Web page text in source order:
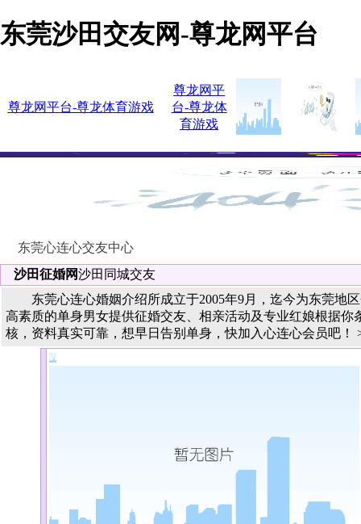
东莞沙田交友网-尊龙网平台
尊龙网平台-尊龙体育游戏
尊龙网平
台-尊龙体
育游戏
东莞心连心交友中心
沙田征婚网沙田同城交友
东莞心连心婚姻介绍所成立于2005年9月，迄今为东莞地
高素质的单身男女提供征婚交友、相亲活动及专业红娘根据
核，资料真实可靠，想早日告别单身，快加入心连心会员吧！